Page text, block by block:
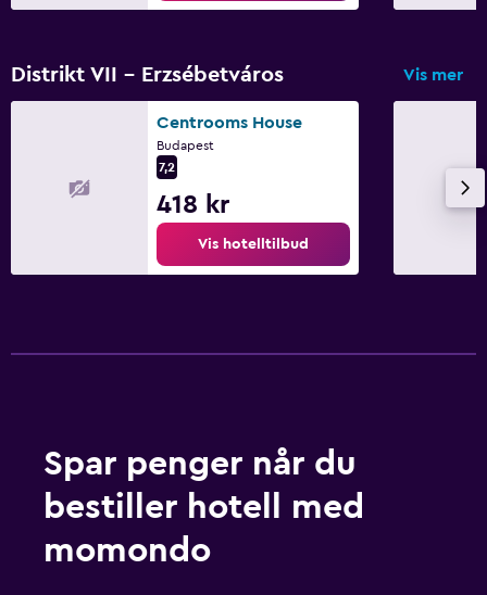
Sykkelutleie
Distrikt VII - Erzsébetváros Vis mer
Centrooms House
Budapest
7,2
418 kr
Vis hotelltilbud
Spar penger når du
bestiller hotell med
momondo